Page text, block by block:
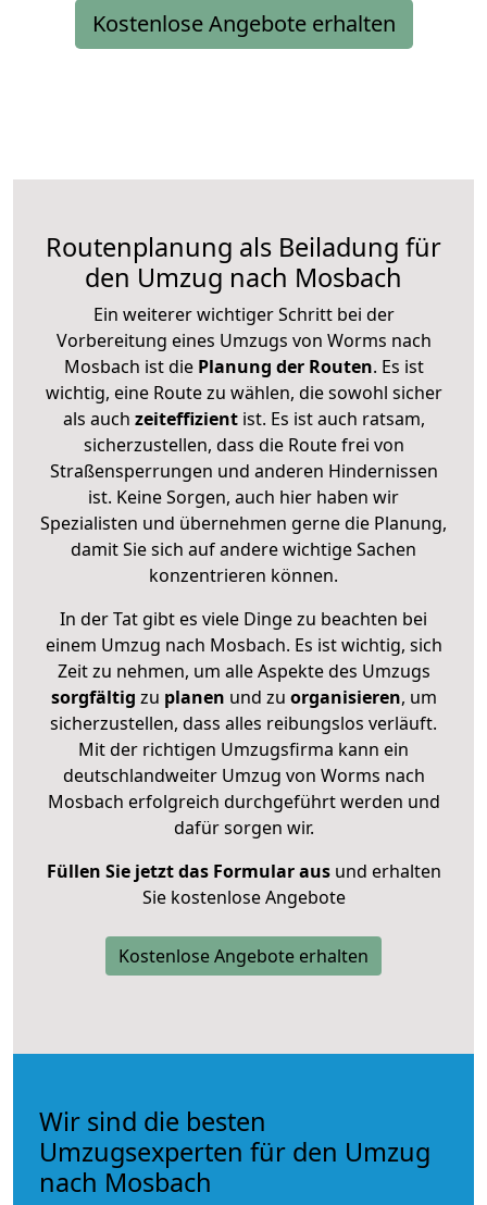
Kostenlose Angebote erhalten
Routenplanung als Beiladung für
den Umzug nach Mosbach
Ein weiterer wichtiger Schritt bei der
Vorbereitung eines Umzugs von Worms nach
Mosbach ist diePlanung der Routen. Es ist
wichtig, eine Route zu wählen, die sowohl sicher
als auch zeiteffizientist. Es ist auch ratsam,
sicherzustellen, dass die Route frei von
Straßensperrungen und anderen Hindernissen
ist. Keine Sorgen, auch hier haben wir
Spezialisten und übernehmen gerne die Planung,
damit Sie sich auf andere wichtige Sachen
konzentrieren können.
In der Tat gibt es viele Dinge zu beachten bei
einem Umzug nach Mosbach. Es ist wichtig, sich
Zeit zu nehmen, um alle Aspekte des Umzugs
sorgfältig zu planen und zu organisieren, um
sicherzustellen, dass alles reibungslos verläuft.
Mit der richtigen Umzugsfirma kann ein
deutschlandweiter Umzug von Worms nach
Mosbach erfolgreich durchgeführt werden und
dafür sorgen wir.
Füllen Sie jetzt das Formular ausund erhalten
Sie kostenlose Angebote
Kostenlose Angebote erhalten
Wir sind die besten
Umzugsexperten für den Umzug
nach Mosbach